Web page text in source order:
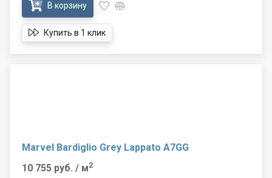
В корзину
Купить в 1 клик
Marvel Bardiglio Grey Lappato A7GG
10 755 руб. / м2